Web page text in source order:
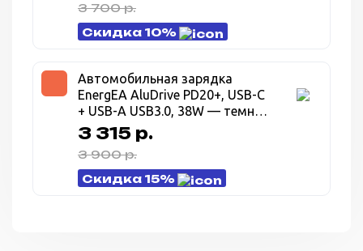
3 700 р.
Скидка 10%
Автомобильная зарядка
EnergEA AluDrive PD20+, USB-C
+ USB-A USB3.0, 38W — темно
серый (Gunmetal)
3 315 р.
3 900 р.
Скидка 15%